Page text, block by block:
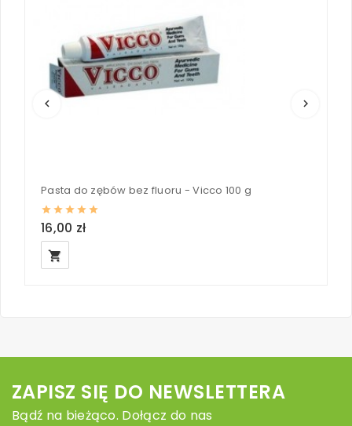
keyboard_arrow_left keyboard_arrow_right
Pasta do zębów bez fluoru - Vicco 100 g
16,00 zł
local_grocery_store
ZAPISZ SIĘ DO NEWSLETTERA
Bądź na bieżąco. Dołącz do nas